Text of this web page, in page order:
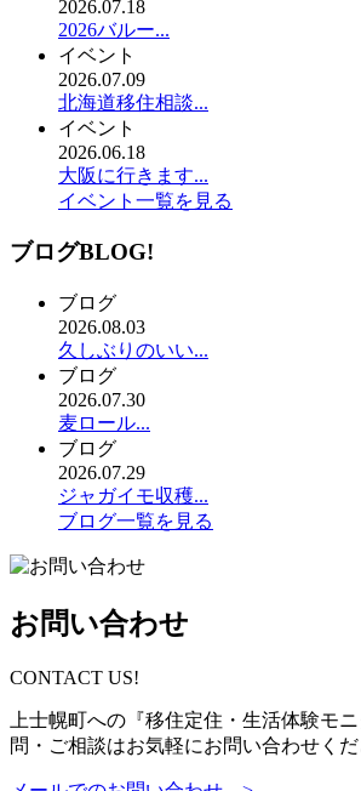
2026.07.18
2026バルー...
イベント
2026.07.09
北海道移住相談...
イベント
2026.06.18
大阪に行きます...
イベント一覧を見る
ブログBLOG!
ブログ
2026.08.03
久しぶりのいい...
ブログ
2026.07.30
麦ロール...
ブログ
2026.07.29
ジャガイモ収穫...
ブログ一覧を見る
お問い合わせ
CONTACT US!
上士幌町への『移住定住・生活体験モ
問・ご相談はお気軽にお問い合わせくだ